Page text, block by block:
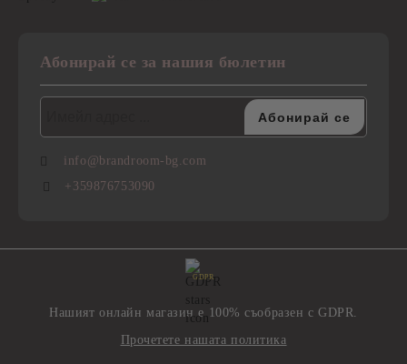
Абонирай се за нашия бюлетин
info@brandroom-bg.com
+359876753090
GDPR
Нашият онлайн магазин е 100% съобразен с GDPR.
Прочетете нашата политика